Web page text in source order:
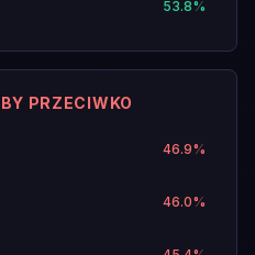
53.8%
PRZECIWKO
46.9%
46.0%